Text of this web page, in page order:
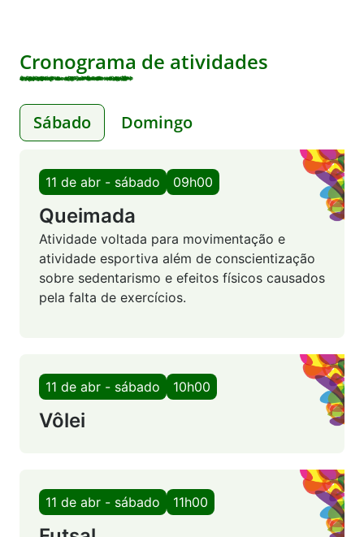
Cronograma de atividades
Sábado Domingo
11 de abr - sábado 09h00
Queimada
Atividade voltada para movimentação e
atividade esportiva além de conscientização
sobre sedentarismo e efeitos físicos causados
pela falta de exercícios.
11 de abr - sábado 10h00
Vôlei
11 de abr - sábado 11h00